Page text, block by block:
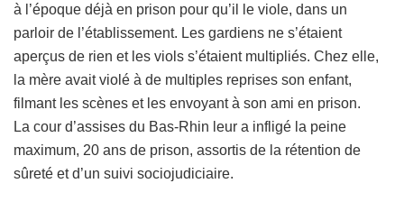
à l’époque déjà en prison pour qu’il le viole, dans un
parloir de l’établissement. Les gardiens ne s’étaient
aperçus de rien et les viols s’étaient multipliés. Chez elle,
la mère avait violé à de multiples reprises son enfant,
filmant les scènes et les envoyant à son ami en prison.
La cour d’assises du Bas-Rhin leur a infligé la peine
maximum, 20 ans de prison, assortis de la rétention de
sûreté et d’un suivi sociojudiciaire.